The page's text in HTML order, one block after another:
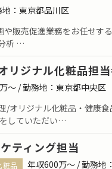
：東京都品川区
販売促進業務をお任せす
析 …
リジナル化粧品担
〜 / 勤務地：東京都中央区
/オリジナル化粧品・健康
していただい…
ティング担当
粧品
年収600万〜 / 勤務地